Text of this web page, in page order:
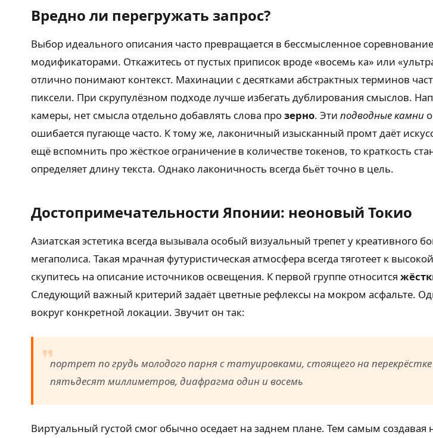
Вредно ли перегружать запрос?
Выбор идеального описания часто превращается в бессмысленное
модификаторами. Откажитесь от пустых приписок вроде «восемь ка» или
отлично понимают контекст. Махинации с десятками абстрактных терминов
пиксели. При скрупулёзном подходе лучше избегать дублирования смыслов.
камеры, нет смысла отдельно добавлять слова прозерно. Эти подводные камни
ошибается пугающе часто. К тому же, лаконичный изысканный промт даёт
ещё вспомнить про жёсткое ограничение в количестве токенов, то краткость
определяет длину текста. Однако лаконичность всегда бьёт точно в цель.
Достопримечательности Японии: неоновый Токио
Азиатская эстетика всегда вызывала особый визуальный трепет у
мегаполиса. Такая мрачная футуристическая атмосфера всегда тяготеет к
скупитесь на описание источников освещения. К первой группе относится
Следующий важный критерий задаёт цветные рефлексы на мокром асфальте.
вокруг конкретной локации. Звучит он так:
портрет по грудь молодого парня с татуировками, стоящего на
пятьдесят миллиметров, диафрагма один и восемь
Виртуальный густой смог обычно оседает на заднем плане. Тем самым